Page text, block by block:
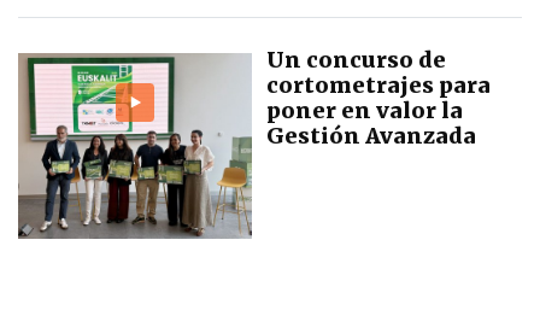
Un concurso de
cortometrajes para
poner en valor la
Gestión Avanzada